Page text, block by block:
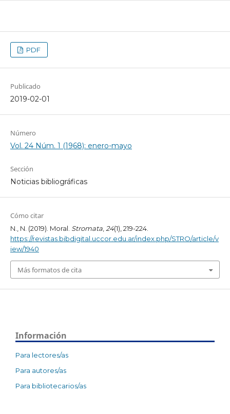
PDF
Publicado
2019-02-01
Número
Vol. 24 Núm. 1 (1968): enero-mayo
Sección
Noticias bibliográficas
Cómo citar
N., N. (2019). Moral. Stromata,24(1), 219-224.
https://revistas.bibdigital.uccor.edu.ar/index.php/STRO/article/v
iew/1940
Más formatos de cita
Información
Para lectores/as
Para autores/as
Para bibliotecarios/as